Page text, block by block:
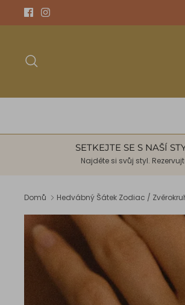
Přeskočit
SETKEJTE SE S NAŠÍ
Najděte si svůj styl.
Domů Hedvábný Šátek Zodiac /